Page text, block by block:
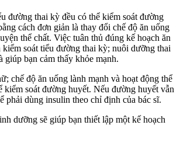
đường thai kỳ đều có thể kiểm soát đường
cách đơn giản là thay đổi chế độ ăn uống
thể chất. Việc tuân thủ đúng kế hoạch ăn
kiểm soát tiểu đường thai kỳ; nuôi dưỡng thai
giúp bạn cảm thấy khỏe mạnh.
chế độ ăn uống lành mạnh và hoạt động thể
kiểm soát đường huyết. Nếu đường huyết vẫn
phải dùng insulin theo chỉ định của bác sĩ.
dưỡng sẽ giúp bạn thiết lập một kế hoạch